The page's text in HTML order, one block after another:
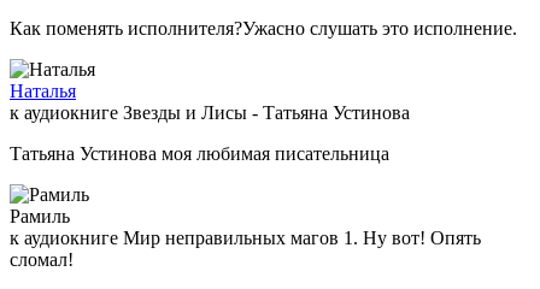
Как поменять исполнителя?Ужасно слушать это исполнение.
Наталья
к аудиокниге Звезды и Лисы - Татьяна Устинова
Татьяна Устинова моя любимая писательница
Рамиль
к аудиокниге Мир неправильных магов 1. Ну вот! Опять
сломал!